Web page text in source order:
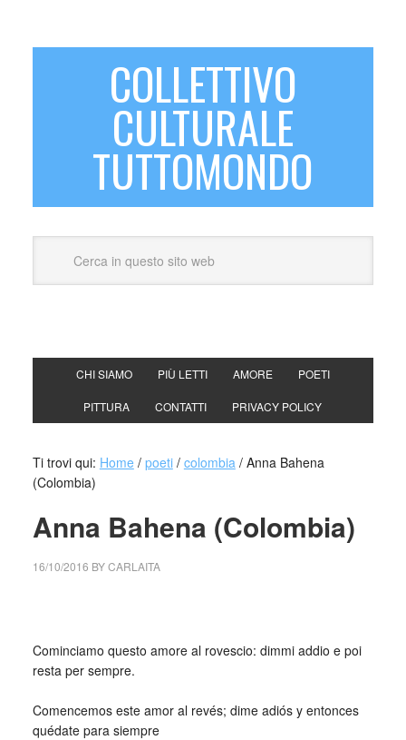
COLLETTIVO
CULTURALE
TUTTOMONDO
CHI SIAMO PIÙ LETTI AMORE POETI
PITTURA CONTATTI PRIVACY POLICY
Ti trovi qui: Home / poeti / colombia /Anna Bahena
(Colombia)
Anna Bahena (Colombia)
16/10/2016 BYCARLAITA
Cominciamo questo amore al rovescio: dimmi addio e poi
resta per sempre.
Comencemos este amor al revés; dime adiós y entonces
quédate para siempre